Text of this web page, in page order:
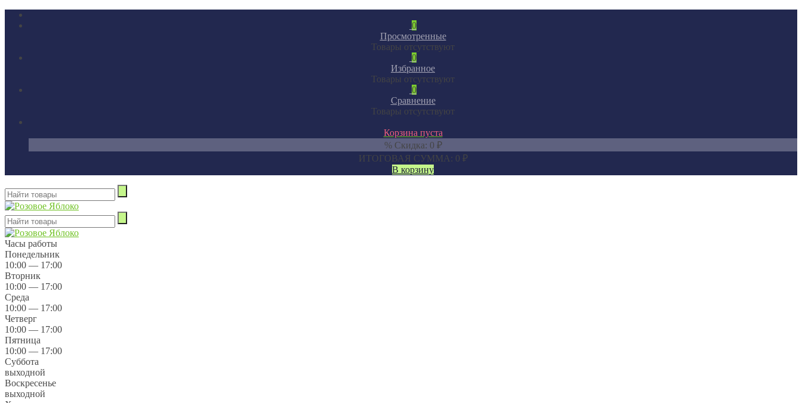
0
Просмотренные
Товары отсутствуют
0
Избранное
Товары отсутствуют
0
Сравнение
Товары отсутствуют
Корзина пуста
% Скидка: 0 ₽
ИТОГОВАЯ СУММА: 0 ₽
В корзину
Часы работы
Понедельник
10:00 — 17:00
Вторник
10:00 — 17:00
Среда
10:00 — 17:00
Четверг
10:00 — 17:00
Пятница
10:00 — 17:00
Суббота
выходной
Воскресенье
выходной